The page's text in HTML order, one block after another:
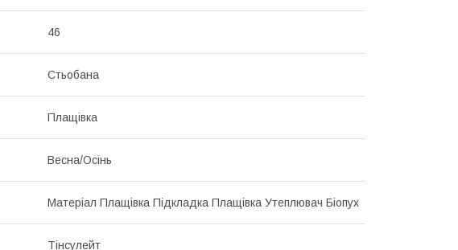
46
Стьобана
Плащівка
Весна/Осінь
Матеріал Плащівка Підкладка Плащівка Утеплювач Біопух
Тінсулейт